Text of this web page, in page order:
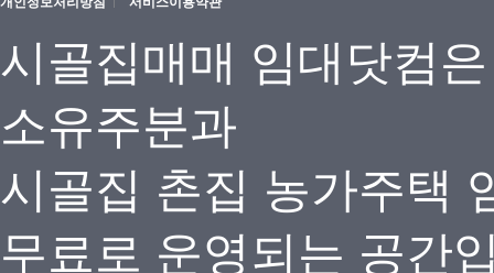
시골집매매 임대닷컴
소유주분과
시골집 촌집 농가주택
무료로 운영되는 공간